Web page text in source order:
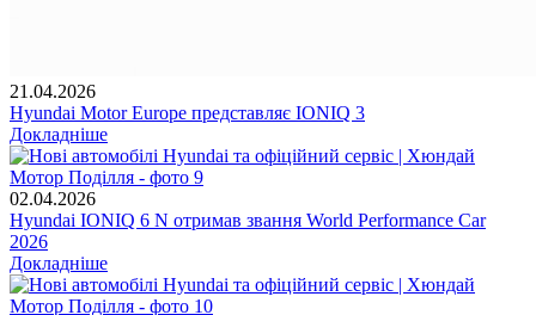
21.04.2026
Hyundai Motor Europe представляє IONIQ 3
Докладніше
02.04.2026
Hyundai IONIQ 6 N отримав звання World Performance Car
2026
Докладніше